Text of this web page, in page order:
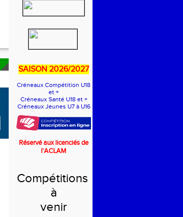
SAISON 2026/2027
Créneaux Compétition U18
et +
Créneaux Santé U18 et +
Créneaux Jeunes U7 à U16
Réservé aux licenciés de
l'ACLAM
Compétitions
à
venir